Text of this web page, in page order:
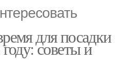
для посадки
советы и